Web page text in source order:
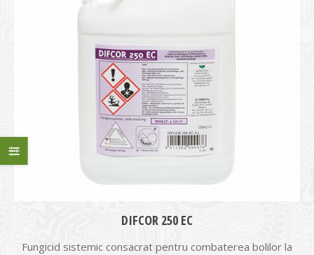
DIFCOR 250 EC
Fungicid sistemic consacrat pentru combaterea bolilor la